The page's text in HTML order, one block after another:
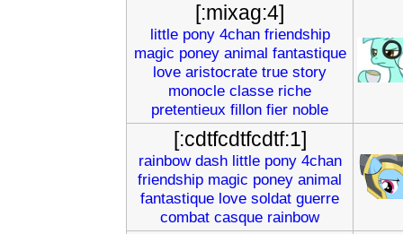
[:mixag:4]
little pony 4chan friendship
magic poney animal fantastique
love aristocrate true story
monocle classe riche
pretentieux fillon fier noble
[:cdtfcdtfcdtf:1]
rainbow dash little pony 4chan
friendship magic poney animal
fantastique love soldat guerre
combat casque rainbow